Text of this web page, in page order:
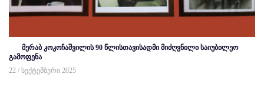
მერაბ კოკოჩაშვილის 90 წლისთავისადმი მიძღვნილი საიუბილეო
გამოფენა
22 / სექტემბერი 2025